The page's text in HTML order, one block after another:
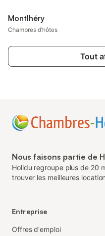
Montlhéry
Chambres d’hôtes
Tout
Nous faisons partie de
Holidu regroupe plus de 20
trouver les meilleures
Entreprise
Offres d'emploi